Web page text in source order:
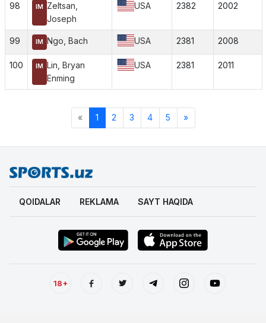
98 IM
Zeltsan,
Joseph
USA 2382 2002
99 IM Ngo, Bach USA 2381 2008
100 IM Lin, Bryan
Enming
USA 2381 2011
« 1 2 3 4 5 »
QOIDALAR REKLAMA SAYT HAQIDA
18+